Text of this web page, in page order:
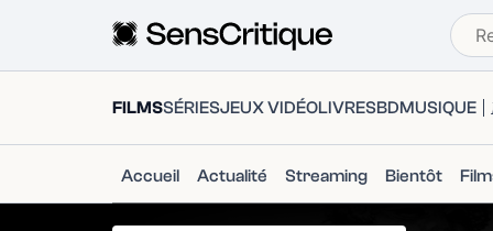
FILMSSÉRIESJEUX VIDÉOLIVRESBDMUSIQUE
Accueil Actualité Streaming Bientôt